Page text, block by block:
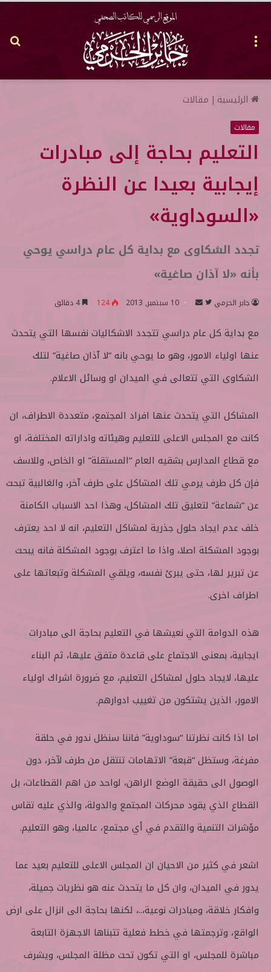
الرئيسية | مقالات
مقالات
التعليم بحاجة إلى مبادرات
إيجابية بعيدا عن النظرة
«السوداوية»
تجدد الشكاوى مع بداية كل عام دراسي يوحي
بأنه «لا آذان صاغية»
جابر الحرمي
ت
ب
ع
و
ي
ر
س
ب
ر
ا
ك
و
ا
10 سبتمبر, 2013 124
مع بداية كل عام دراسي تتجدد الاشكاليات نفسها التي يتحدث
عنها اولياء الامور، وهو ما يوحي بانه “لا آذان صاغية” لتلك
الشكاوى التي تتعالى في الميدان او وسائل الاعلام.
المشاكل التي يتحدث عنها افراد المجتمع، متعددة الاطراف، ان
كانت مع المجلس الاعلى للتعليم وهيئاته واداراته المختلفة، او
مع قطاع المدارس بشقيه العام “المستقلة” او الخاص، وللاسف
فإن كل طرف يرمي تلك المشاكل على طرف آخر، والغالبية تبحث
عن “شماعة” لتعليق تلك المشاكل، وهذا احد الاسباب الكامنة
خلف عدم ايجاد حلول جذرية لمشاكل التعليم، انه لا احد يعترف
بوجود المشكلة اصلا، واذا ما اعترف بوجود المشكلة فانه يبحث
عن تبرير لها، حتى يبرئ نفسه، ويلقي المشكلة وتبعاتها على
اطراف اخرى.
هذه الدوامة التي نعيشها في التعليم بحاجة الى مبادرات
ايجابية، بمعنى الاجتماع على قاعدة متفق عليها، ثم البناء
عليها، لايجاد حلول لمشاكل التعليم، مع ضرورة اشراك اولياء
الامور، الذين يشتكون من تغييب ادوارهم.
اما اذا كانت نظرتنا “سوداوية” فاننا سنظل ندور في حلقة
مفرغة، وستظل “قبعة” الاتهامات تنتقل من طرف لآخر، دون
الوصول الى حقيقة الوضع الراهن، لواحد من اهم القطاعات، بل
القطاع الذي يقود محركات المجتمع والدولة، والذي عليه تقاس
مؤشرات التنمية والتقدم في أي مجتمع، عالميا، وهو التعليم.
اشعر في كثير من الاحيان ان المجلس الاعلى للتعليم بعيد عما
يدور في الميدان، وان كل ما يتحدث عنه هو نظريات جميلة،
وافكار خلاقة، ومبادرات نوعية،..، لكنها بحاجة الى انزال على ارض
الواقع، وترجمتها في خطط فعلية تتبناها الاجهزة التابعة
مباشرة للمجلس، او التي تكون تحت مظلة المجلس، ويشرف